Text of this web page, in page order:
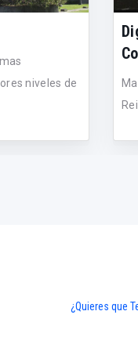
niveles de
¿Quieres que